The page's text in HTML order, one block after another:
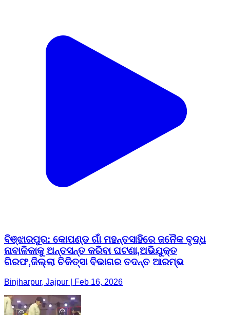
ବିଞ୍ଝାରପୁର: କୋପଣ୍ଡ ଗାଁ ମହନ୍ତସାହିରେ ଜନୈକ ବୃଦ୍ଧ
ନାବାଳିକାକୁ ଅନ୍ତସନ୍ତ କରିବା ଘଟଣା,ଅଭିଯୁକ୍ତ
ଗିରଫ,ଜିଲ୍ଲା ଚିକିତ୍ସା ବିଭାଗର ତଦନ୍ତ ଆରମ୍ଭ
Binjharpur, Jajpur | Feb 16, 2026